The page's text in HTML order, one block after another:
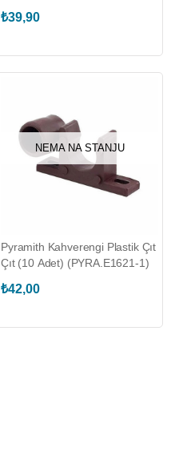
₺39,90
NEMA NA STANJU
Pyramith Kahverengi Plastik Çıt
Çıt (10 Adet) (PYRA.E1621-1)
₺42,00